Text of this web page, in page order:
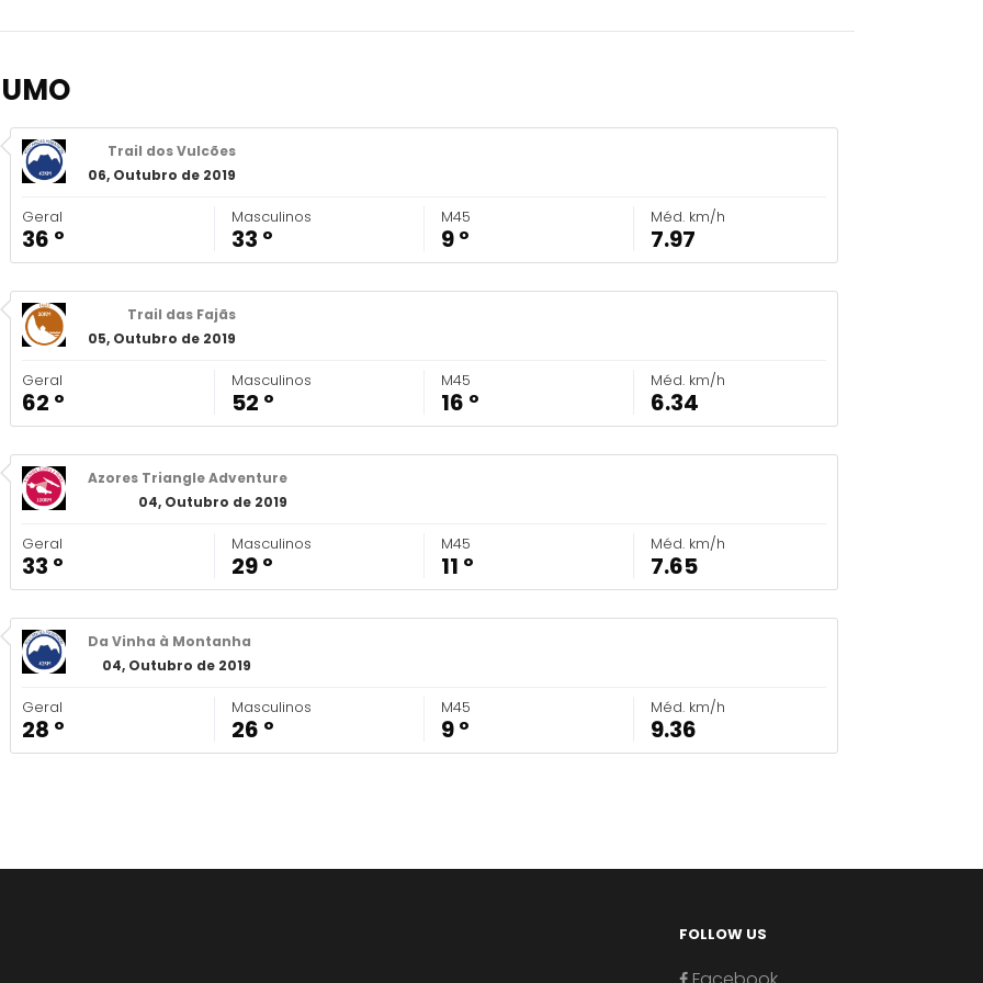
Trail dos Vulcões
06, Outubro de 2019
Geral
36 º
Masculinos
33 º
M45
9 º
Méd. km/h
7.97
Trail das Fajãs
05, Outubro de 2019
Geral
62 º
Masculinos
52 º
M45
16 º
Méd. km/h
6.34
Azores Triangle Adventure
04, Outubro de 2019
Geral
33 º
Masculinos
29 º
M45
11 º
Méd. km/h
7.65
Da Vinha à Montanha
04, Outubro de 2019
Geral
28 º
Masculinos
26 º
M45
9 º
Méd. km/h
9.36
FOLLOW US